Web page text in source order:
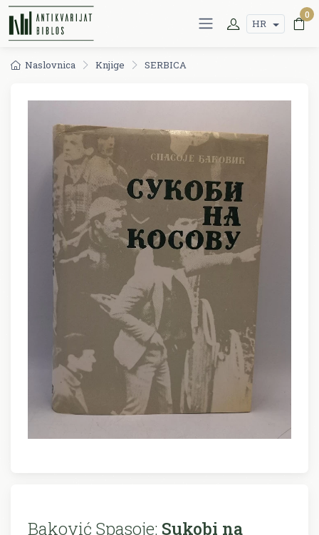
HR
0
Naslovnica Knjige SERBICA
Baković Spasoje: Sukobi na